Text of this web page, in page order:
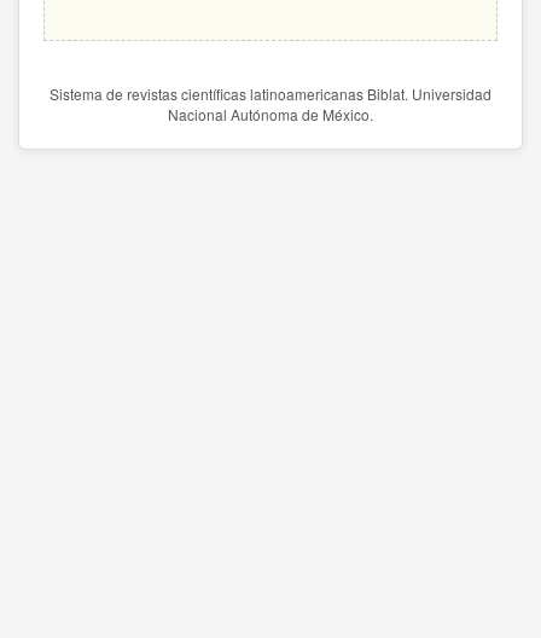
Sistema de revistas científicas latinoamericanas Biblat. Universidad
Nacional Autónoma de México.